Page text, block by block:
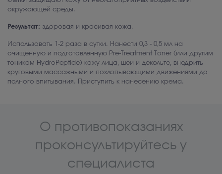
окружающей среды.
Результат: здоровая и красивая кожа.
Использовать 1-2 раза в сутки. Нанести 0,3 - 0,5 мл на
очищенную и подготовленную Pre-Treatment Toner (или другим
тоником HydroPeptide) кожу лица, шеи и декольте, внедрить
круговыми массажными и похлопывающими движениями до
полного впитывания. Приступить к нанесению крема.
О противопоказаниях
проконсультируйтесь у
специалиста